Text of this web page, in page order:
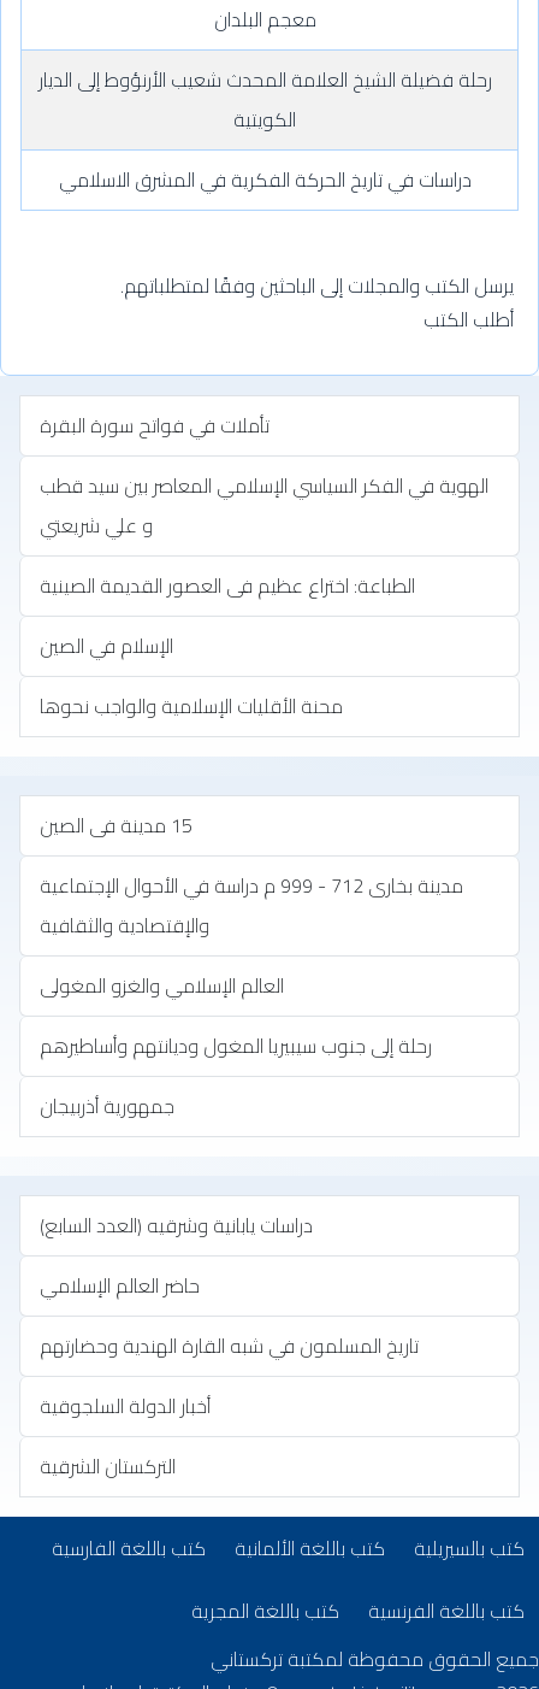
معجم البلدان
‏رحلة فضيلة الشيخ العلامة المحدث شعيب الأرنؤوط إلى الديار
الكويتية
دراسات في تاريخ الحركة الفكرية في المشرق الاسلامي
يرسل الكتب والمجلات إلى الباحثين وفقًا لمتطلباتهم.
أطلب الكتب
تأملات في فواتح سورة البقرة
الهوية في الفكر السياسي الإسلامي المعاصر بين سيد قطب
و علي شريعتي
الطباعة: اختراع عظيم فى العصور القديمة الصينية
الإسلام في الصين
محنة الأقليات الإسلامية والواجب نحوها
15 مدينة فى الصين
مدينة بخارى 712 - 999 م دراسة في الأحوال الإجتماعية
والإقتصادية والثقافية
العالم الإسلامي والغزو المغولى
رحلة إلى جنوب سيبيريا المغول وديانتهم وأساطيرهم
جمهورية أذربيجان
‏دراسات يابانية وشرقيه (العدد السابع)
حاضر العالم الإسلامي
تاريخ المسلمون في شبه القارة الهندية وحضارتهم
أخبار الدولة السلجوقية
التركستان الشرقية
كتب بلغات أخرى
كتب بالسيريلية(opens in new tab) كتب باللغة الألمانية(opens in new tab) كتب باللغة الفارسية(opens in new tab)
كتب باللغة الفرنسية(opens in new tab) كتب باللغة المجرية(opens in new tab)
جميع الحقوق محفوظة لمكتبة تركستاني